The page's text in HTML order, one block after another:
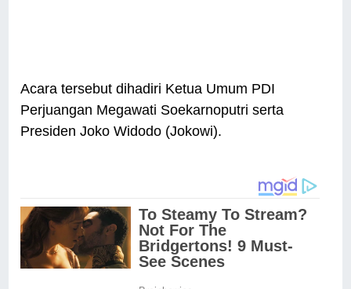
Acara tersebut dihadiri Ketua Umum PDI
Perjuangan Megawati Soekarnoputri serta
Presiden Joko Widodo (Jokowi).